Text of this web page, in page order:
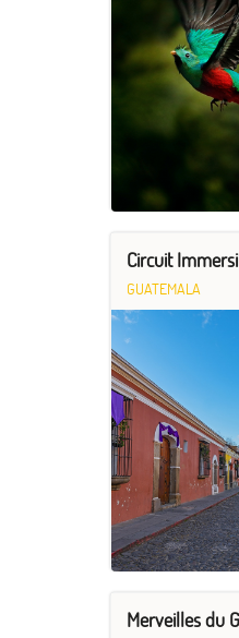
Circuit
GUATEMALA
Merveilles du